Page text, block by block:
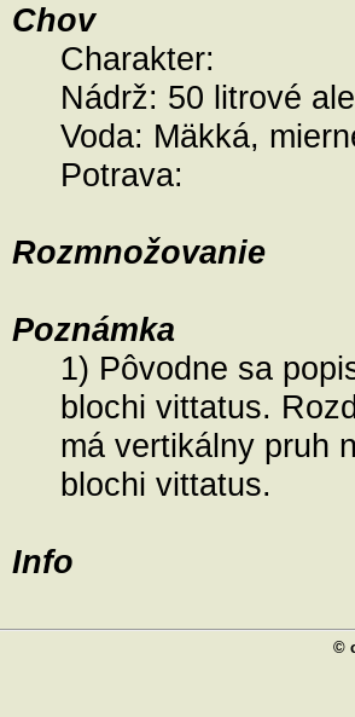
Chov
Charakter:
Nádrž: 50 litrové
Voda: Mäkká,
Potrava:
Rozmnožovanie
Poznámka
1) Pôvodne sa
blochi vittatus.
má vertikálny pruh
blochi vittatus.
Info
©